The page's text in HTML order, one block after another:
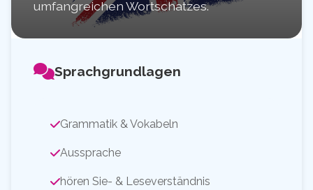
umfangreichen Wortschatzes.
Sprachgrundlagen
Grammatik & Vokabeln
Aussprache
hören Sie- & Leseverständnis